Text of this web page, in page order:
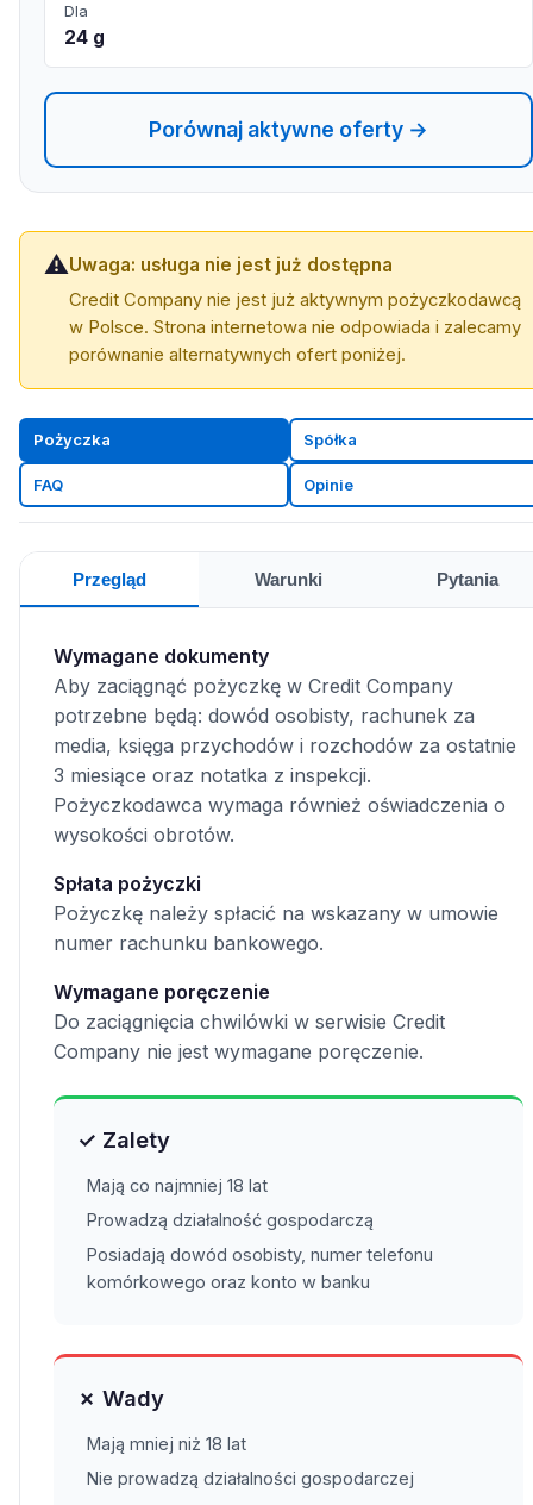
Dla
24 g
Porównaj aktywne oferty →
⚠️Uwaga: usługa nie jest już dostępna
Credit Company nie jest już aktywnym pożyczkodawcą
w Polsce. Strona internetowa nie odpowiada i zalecamy
porównanie alternatywnych ofert poniżej.
Pożyczka Spółka
FAQ Opinie
Przegląd Warunki Pytania
Wymagane dokumenty
Aby zaciągnąć pożyczkę w Credit Company
potrzebne będą: dowód osobisty, rachunek za
media, księga przychodów i rozchodów za ostatnie
3 miesiące oraz notatka z inspekcji.
Pożyczkodawca wymaga również oświadczenia o
wysokości obrotów.
Spłata pożyczki
Pożyczkę należy spłacić na wskazany w umowie
numer rachunku bankowego.
Wymagane poręczenie
Do zaciągnięcia chwilówki w serwisie Credit
Company nie jest wymagane poręczenie.
✓ Zalety
Mają co najmniej 18 lat
Prowadzą działalność gospodarczą
Posiadają dowód osobisty, numer telefonu
komórkowego oraz konto w banku
✗ Wady
Mają mniej niż 18 lat
Nie prowadzą działalności gospodarczej